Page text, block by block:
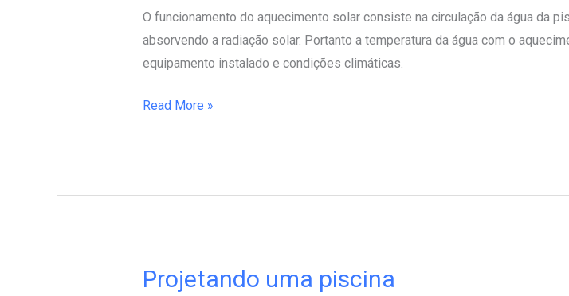
O funcionamento do aquecimento solar consiste na circulação da água da
absorvendo a radiação solar. Portanto a temperatura da água com o
equipamento instalado e condições climáticas.
água
com
aquecimento
Read More »
Projetando uma piscina
Projetando